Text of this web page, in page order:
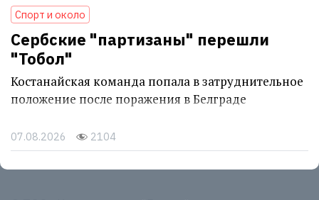
Спорт и около
Сербские "партизаны" перешли
"Тобол"
Костанайская команда попала в затруднительное
положение после поражения в Белграде
07.08.2026 2104